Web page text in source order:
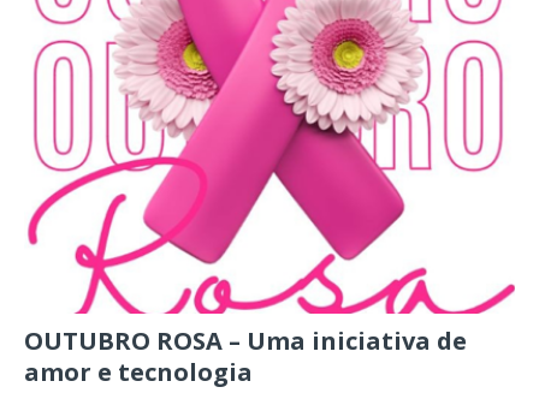
OUTUBRO ROSA – Uma iniciativa de
amor e tecnologia